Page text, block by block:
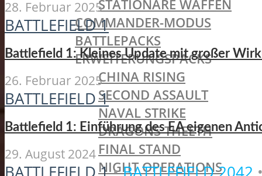
STATIONÄRE WAFFEN
COMMANDER-MODUS
BATTLEPACKS
ERWEITERUNGSPACKS
CHINA RISING
SECOND ASSAULT
NAVAL STRIKE
DRAGONS THEETH
FINAL STAND
NIGHT OPERATIONS
28. Februar 2025
BATTLEFIELD 1
Battlefield 1: Kleines Update mit großer
26. Februar 2025
BATTLEFIELD 1
Battlefield 1: Einführung des EA eigenen
29. August 2024